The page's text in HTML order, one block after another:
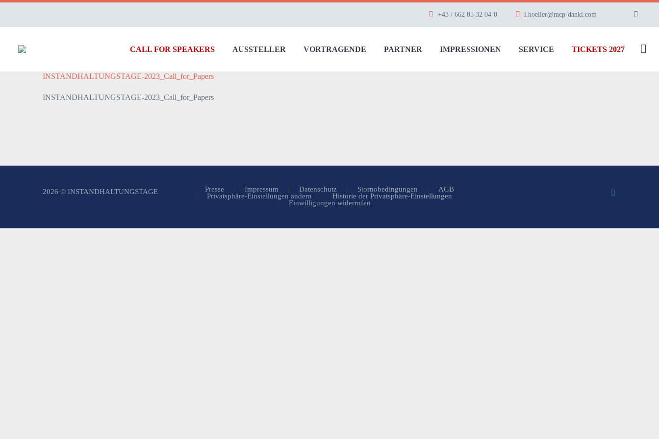
+43 / 662 85 32 04-0 l.hoeller@mcp-dankl.com
CALL FOR SPEAKERS AUSSTELLER VORTRAGENDE PARTNER IMPRESSIONEN SERVICE TICKETS 2027
INSTANDHALTUNGSTAGE-2023_Call_for_Papers
INSTANDHALTUNGSTAGE-2023_Call_for_Papers
Presse Impressum Datenschutz Stornobedingungen
AGB
Privatsphäre-Einstellungen ändern
Historie der Privatsphäre-Einstellungen
Einwilligungen widerrufen
2026 © INSTANDHALTUNGSTAGE